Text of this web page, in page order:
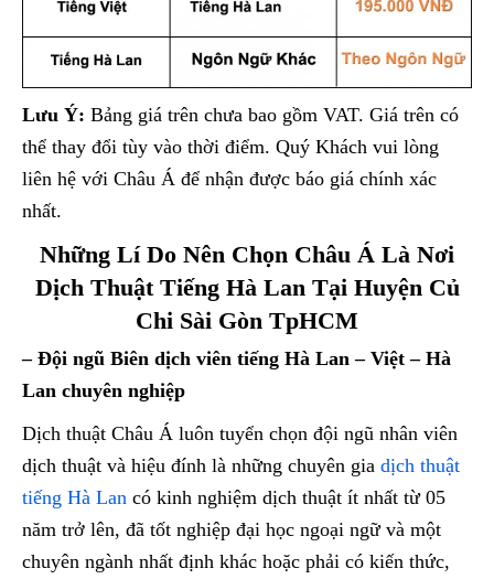
Lưu Ý: Bảng giá trên chưa bao gồm VAT. Giá trên có
thể thay đổi tùy vào thời điểm. Quý Khách vui lòng
liên hệ với Châu Á để nhận được báo giá chính xác
nhất.
Những Lí Do Nên Chọn Châu Á Là Nơi
Dịch Thuật Tiếng Hà Lan Tại Huyện Củ
Chi Sài Gòn TpHCM
– Đội ngũ Biên dịch viên tiếng Hà Lan – Việt – Hà
Lan chuyên nghiệp
Dịch thuật Châu Á luôn tuyển chọn đội ngũ nhân viên
dịch thuật và hiệu đính là những chuyên gia dịch thuật
tiếng Hà Lan có kinh nghiệm dịch thuật ít nhất từ 05
năm trở lên, đã tốt nghiệp đại học ngoại ngữ và một
chuyên ngành nhất định khác hoặc phải có kiến thức,